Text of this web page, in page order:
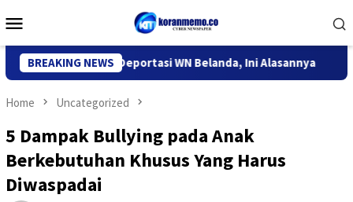
to
Menu
BREAKING NEWS
Kediri Deportasi WN Belanda, Ini Alasannya 9
Home Uncategorized
5 Dampak Bullying pada Anak
Berkebutuhan Khusus Yang Harus
Diwaspadai